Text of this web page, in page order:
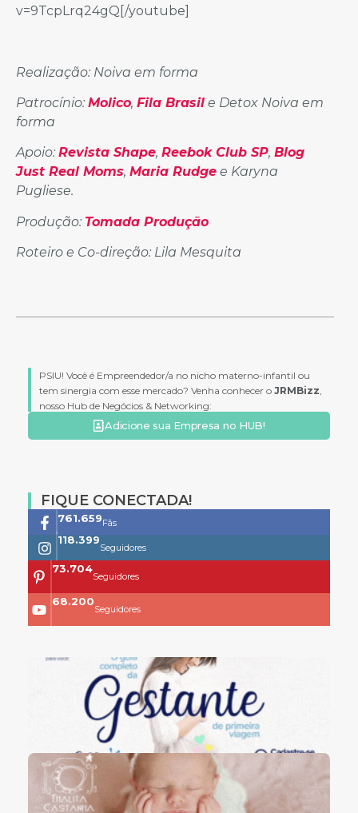
v=9TcpLrq24gQ[/youtube]
Realização: Noiva em forma
Patrocínio: Molico, Fila Brasil e Detox Noiva em
forma
Apoio: Revista Shape, Reebok Club SP, Blog
Just Real Moms, Maria Rudge e Karyna
Pugliese.
Produção: Tomada Produção
Roteiro e Co-direção: Lila Mesquita
PSIU! Você é Empreendedor/a no nicho materno-infantil ou
tem sinergia com esse mercado? Venha conhecer o JRMBizz
nosso Hub de Negócios & Networking:
Adicione sua Empresa no HUB!
FIQUE CONECTADA!
761.659Fãs
118.399
Seguidores
73.704
Seguidores
68.200
Seguidores